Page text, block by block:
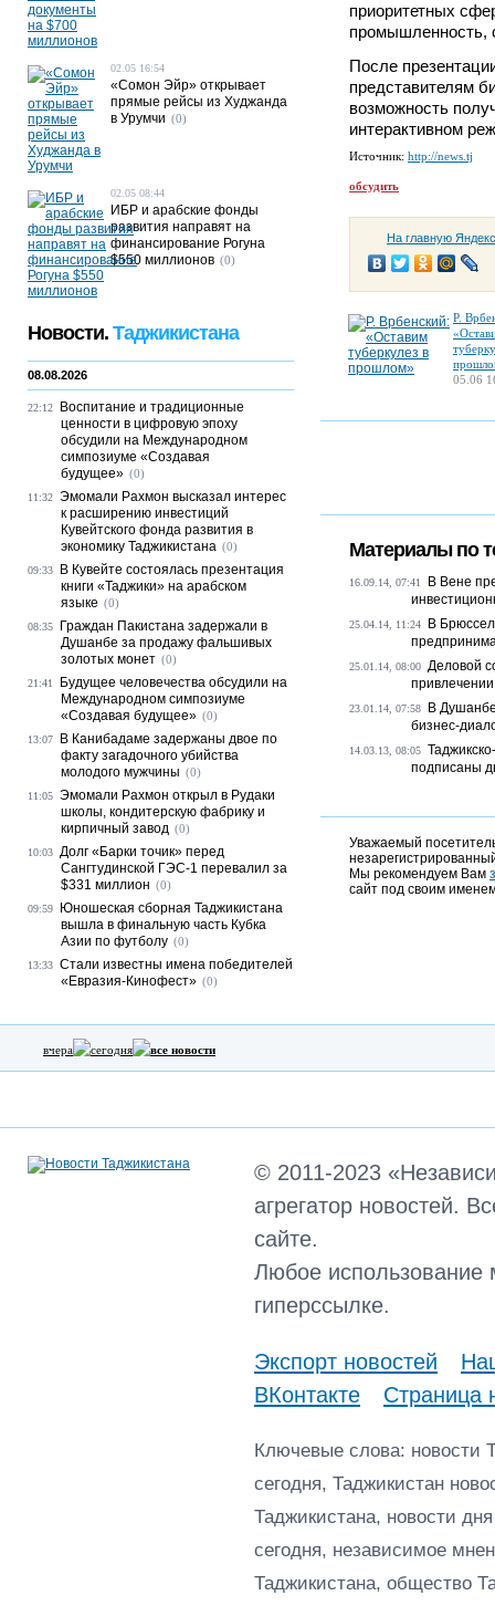
приоритетных
промышленность,
После
представителям
возможность
интерактивном
Источник: http://news.tj
обсудить
На главную
Р.
05.06
Материалы по
16.09.14, 07:41
В Вене
25.04.14, 11:24
В
25.01.14, 08:00 Деловой
23.01.14, 07:58
В
бизнес-
14.03.13, 08:05
подписаны
Уважаемый
Мы рекомендуем Вам
сайт под своим
02.05 16:54
«Сомон Эйр» открывает
прямые рейсы из Худжанда
в Урумчи (0)
02.05 08:44
ИБР и арабские фонды
развития направят на
финансирование Рогуна
$550 миллионов (0)
Новости. Таджикистана
08.08.2026
22:12
Воспитание и традиционные
ценности в цифровую эпоху
обсудили на Международном
симпозиуме «Создавая
будущее» (0)
11:32 Эмомали Рахмон высказал интерес
к расширению инвестиций
Кувейтского фонда развития в
экономику Таджикистана (0)
09:33
В Кувейте состоялась презентация
книги «Таджики» на арабском
языке (0)
08:35
Граждан Пакистана задержали в
Душанбе за продажу фальшивых
золотых монет (0)
21:41
Будущее человечества обсудили на
Международном симпозиуме
«Создавая будущее» (0)
13:07
В Канибадаме задержаны двое по
факту загадочного убийства
молодого мужчины (0)
11:05 Эмомали Рахмон открыл в Рудаки
школы, кондитерскую фабрику и
кирпичный завод (0)
10:03 Долг «Барки точик» перед
Сангтудинской ГЭС-1 перевалил за
$331 миллион (0)
09:59
Юношеская сборная Таджикистана
вышла в финальную часть Кубка
Азии по футболу (0)
13:33 Стали известны имена победителей
«Евразия-Кинофест» (0)
вчера сегодня все новости
© 2011-2023
агрегатор новостей.
сайте.
Любое использование
гиперссылке.
Экспорт новостей
ВКонтакте
Страница
Ключевые слова: новости
сегодня, Таджикистан
Таджикистана, новости
сегодня, независимое
Таджикистана, общество